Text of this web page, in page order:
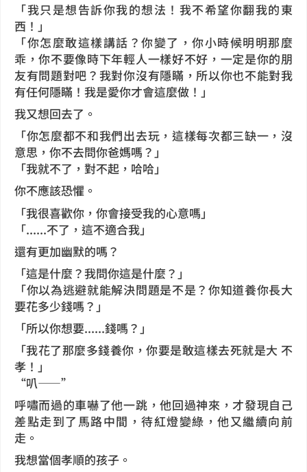
「我只是想告訴你我的想法！我不希望你翻我的東
西！」
「你怎麼敢這樣講話？你變了，你小時候明明那麼
乖，你不要像時下年輕人一樣好不好，一定是你的朋
友有問題對吧？我對你沒有隱瞞，所以你也不能對我
有任何隱瞞！我是愛你才會這麼做！」
我又想回去了。
「你怎麼都不和我們出去玩，這樣每次都三缺一，沒
意思，你不去問你爸媽嗎？」
「我就不了，對不起，哈哈」
你不應該恐懼。
「我很喜歡你，你會接受我的心意嗎」
「......不了，這不適合我」
還有更加幽默的嗎？
「這是什麼？我問你這是什麼？」
「你以為逃避就能解決問題是不是？你知道養你長大
要花多少錢嗎？」
「所以你想要......錢嗎？」
「我花了那麼多錢養你，你要是敢這樣去死就是大 不
孝！」
“叭——”
呼嘯而過的車嚇了他一跳，他回過神來，才發現自己
差點走到了馬路中間，待紅燈變綠，他又繼續向前
走。
我想當個孝順的孩子。